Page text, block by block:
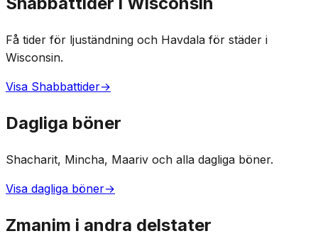
Få tider för ljuständning och Havdala för städer i
Wisconsin.
Visa Shabbattider→
Dagliga böner
Shacharit, Mincha, Maariv och alla dagliga böner.
Visa dagliga böner→
Zmanim i andra delstater